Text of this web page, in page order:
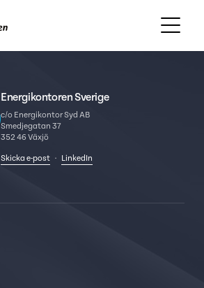
Energikontoren Sverige
c/o Energikontor Syd AB
Smedjegatan 37
352 46 Växjö
Skicka e-post · LinkedIn